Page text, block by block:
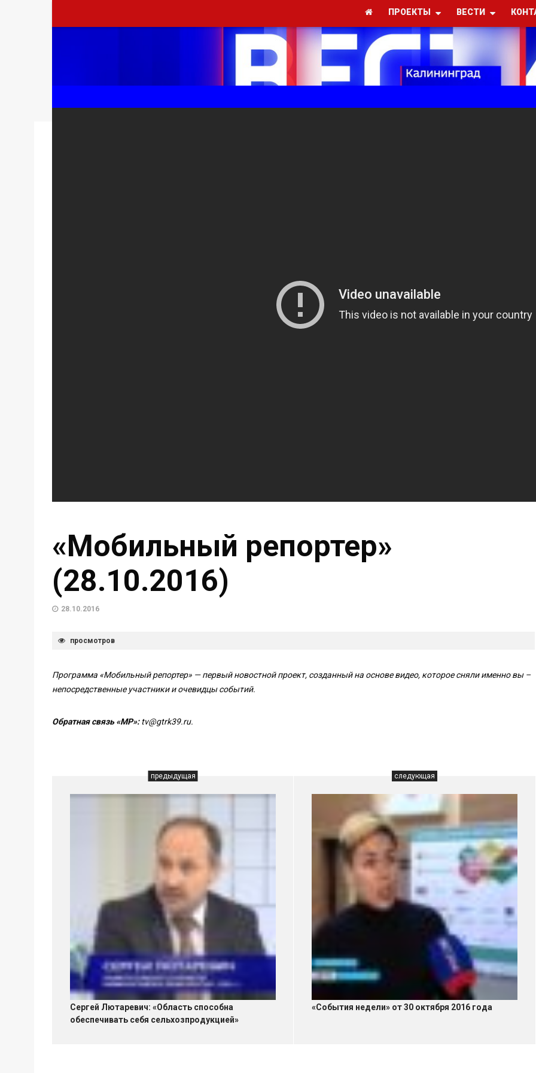
ПРОЕКТЫ ВЕСТИ
«Мобильный репортер»
(28.10.2016)
28.10.2016
просмотров
Программа «Мобильный репортер» — первый новостной проект, созданный на основе видео, которое сняли именно вы –
непосредственные участники и очевидцы событий.
Обратная связь «МР»:tv@gtrk39.ru.
предыдущая
Сергей Лютаревич: «Область способна
обеспечивать себя сельхозпродукцией»
следующая
«События недели» от 30 октября 2016 года